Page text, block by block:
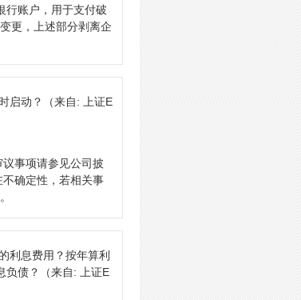
行账户，用于支付破
更，上述部分剥离企
启动？
（来自: 上证E
事项请参见公司披
确定性，若相关事
利息费用？按年算利
负债？
（来自: 上证E